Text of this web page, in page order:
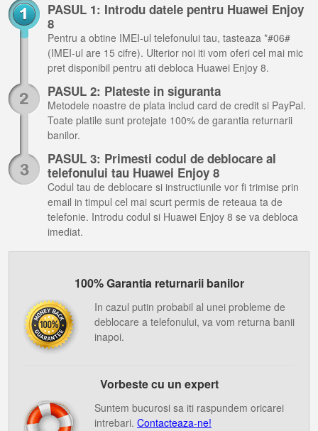
PASUL 1: Introdu datele pentru Huawei Enjoy
8
Pentru a obtine IMEI-ul telefonului tau, tasteaza *#06#
(IMEI-ul are 15 cifre). Ulterior noi iti vom oferi cel mai mic
pret disponibil pentru ati debloca Huawei Enjoy 8.
PASUL 2: Plateste in siguranta
Metodele noastre de plata includ card de credit si PayPal.
Toate platile sunt protejate 100% de garantia returnarii
banilor.
PASUL 3: Primesti codul de deblocare al
telefonului tau Huawei Enjoy 8
Codul tau de deblocare si instructiunile vor fi trimise prin
email in timpul cel mai scurt permis de reteaua ta de
telefonie. Introdu codul si Huawei Enjoy 8 se va debloca
imediat.
100% Garantia returnarii banilor
In cazul putin probabil al unei probleme de
deblocare a telefonului, va vom returna banii
inapoi.
Vorbeste cu un expert
Suntem bucurosi sa iti raspundem oricarei
intrebari. Contacteaza-ne!